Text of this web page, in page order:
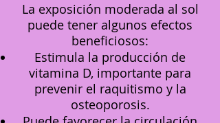
La exposición moderada al sol
puede tener algunos efectos
beneficiosos:
Estimula la producción de
vitamina D, importante para
prevenir el raquitismo y la
osteoporosis.